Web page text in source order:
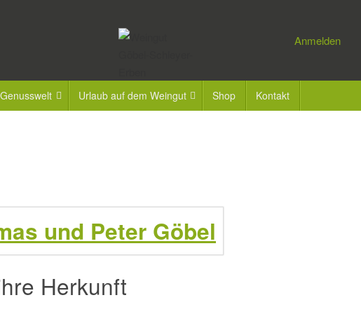
Anmelden
Urlaub auf dem Weingut Shop Kontakt
Herkunft